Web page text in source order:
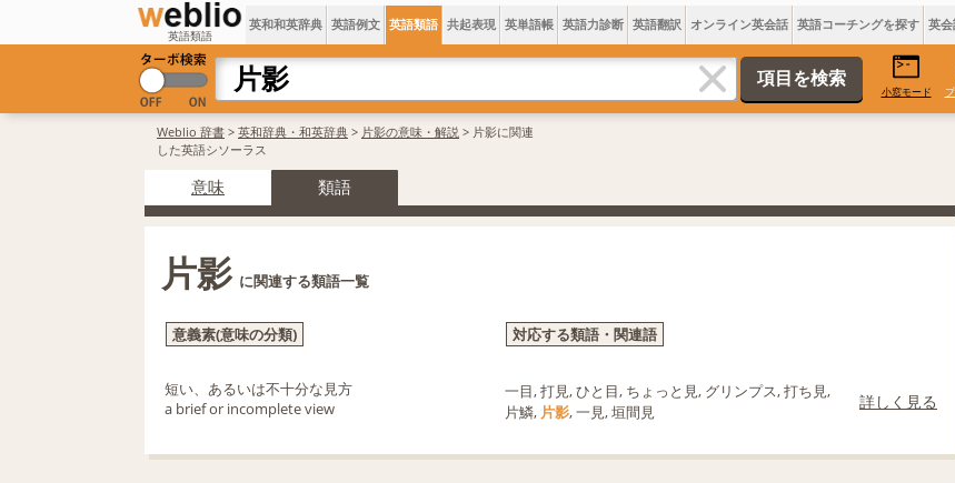
英語類語
英和和英辞典 英語例文 英語類語 共起表現 英単語帳 英語力診断 英語翻訳 オンライン英会話 英語コーチングを探す 英
小窓モード
Weblio 辞書 > 英和辞典・和英辞典 > 片影の意味・解説 > 片影に関連
した英語シソーラス
意味 類語
片影 に関連する類語一覧
意義素(意味の分類) 対応する類語・関連語
短い、あるいは不十分な見方
a brief or incomplete view
一目, 打見, ひと目, ちょっと見, グリンプス, 打ち見,
片鱗, 片影, 一見, 垣間見 詳しく見る